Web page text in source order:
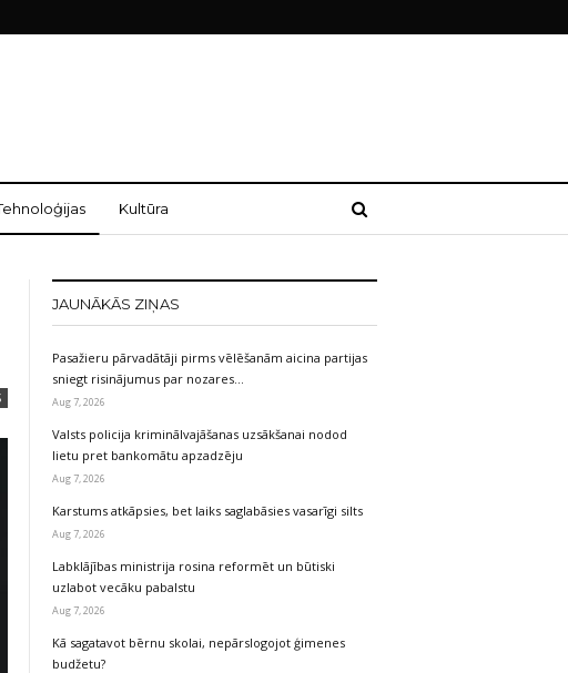
Kultūra
JAUNĀKĀS ZIŅAS
Pasažieru pārvadātāji pirms vēlēšanām aicina partijas
sniegt risinājumus par nozares…
Aug 7, 2026
Valsts policija kriminālvajāšanas uzsākšanai nodod
lietu pret bankomātu apzadzēju
Aug 7, 2026
Karstums atkāpsies, bet laiks saglabāsies vasarīgi silts
Aug 7, 2026
Labklājības ministrija rosina reformēt un būtiski
uzlabot vecāku pabalstu
Aug 7, 2026
Kā sagatavot bērnu skolai, nepārslogojot ģimenes
budžetu?